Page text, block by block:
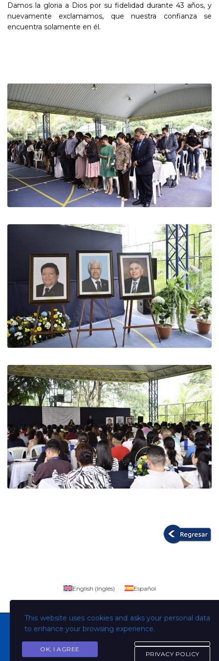
Damos la gloria a Dios por su fidelidad durante 43 años, y
nuevamente exclamamos, que nuestra confianza se
encuentra solamente en él.
Copyright © Todos los derechos son de la Universidad
This website uses cookies and asks your personal data
to enhance your browsing experience.
OK, I AGREE
PRIVACY POLICY
English (Inglés) Español